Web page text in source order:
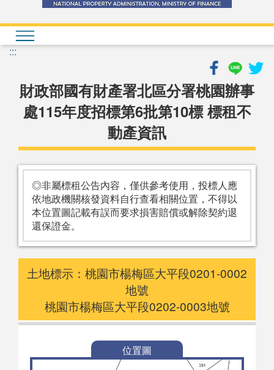
:::
財政部國有財產署北區分署桃園辦事
處115年度招標第6批第10標 標租不
動產資訊
◎非屬標租公告內容，僅供參考使用，投標人應
依地政機關核發資料自行查看相關位置，不得以
本位置圖記載有誤而要求損害賠償或解除契約退
還保證金。
土地標示：桃園市楊梅區大平段0201-0002
地號
桃園市楊梅區大平段0202-0003地號
位置圖